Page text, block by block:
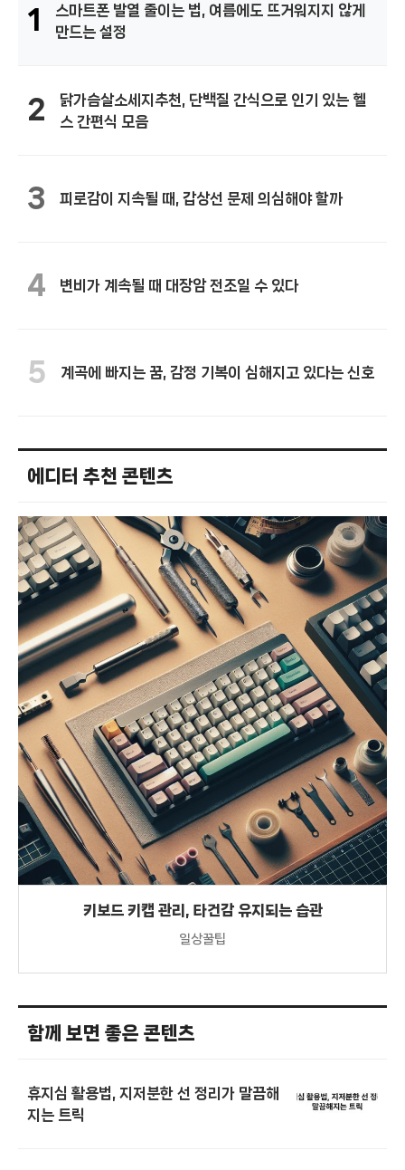
1
스마트폰 발열 줄이는 법, 여름에도 뜨거워지지 않게
만드는 설정
2
닭가슴살소세지추천, 단백질 간식으로 인기 있는 헬
스 간편식 모음
3 피로감이 지속될 때, 갑상선 문제 의심해야 할까
4 변비가 계속될 때 대장암 전조일 수 있다
5 계곡에 빠지는 꿈, 감정 기복이 심해지고 있다는 신호
에디터 추천 콘텐츠
키보드 키캡 관리, 타건감 유지되는 습관
일상꿀팁
함께 보면 좋은 콘텐츠
휴지심 활용법, 지저분한 선 정리가 말끔해
지는 트릭